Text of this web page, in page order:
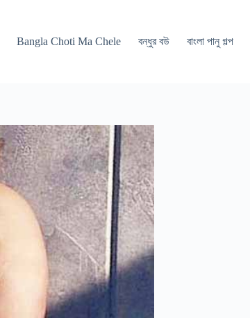
Bangla Choti Ma Chele বন্ধুর বউ বাংলা পানু গল্প